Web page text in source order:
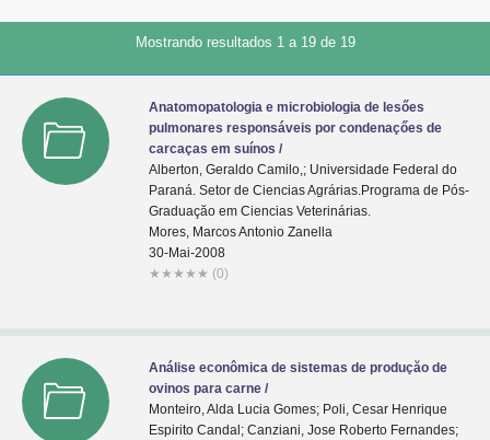
Mostrando resultados 1 a 19 de 19
Anatomopatologia e microbiologia de lesőes
pulmonares responsáveis por condenaçőes de
carcaças em suínos /
Alberton, Geraldo Camilo,; Universidade Federal do
Paraná. Setor de Ciencias Agrárias.Programa de Pós-
Graduaçăo em Ciencias Veterinárias.
Mores, Marcos Antonio Zanella
30-Mai-2008
★ ★ ★ ★ ★ (0)
Análise econômica de sistemas de produçăo de
ovinos para carne /
Monteiro, Alda Lucia Gomes; Poli, Cesar Henrique
Espirito Candal; Canziani, Jose Roberto Fernandes;